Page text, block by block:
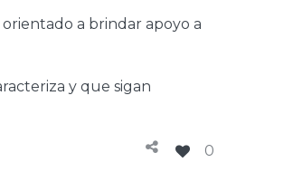
a brindar apoyo a
y que sigan
0